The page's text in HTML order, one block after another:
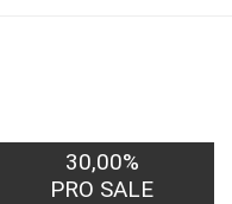
30,00%
PRO SALE